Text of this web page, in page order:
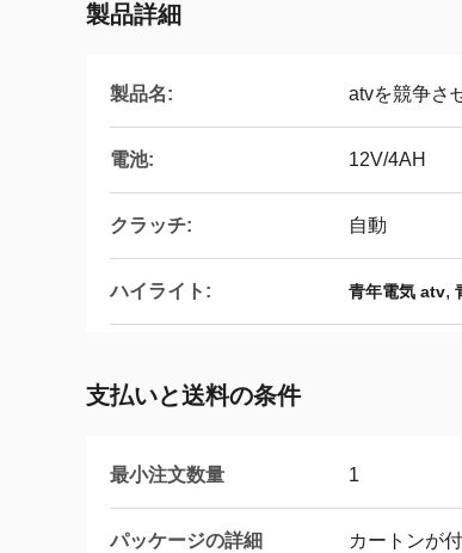
製品詳細
製品名: atvを競争さ
電池: 12V/4AH
クラッチ: 自動
ハイライト: 青年電気 atv,
支払いと送料の条件
最小注文数量 1
パッケージの詳細 カートンが